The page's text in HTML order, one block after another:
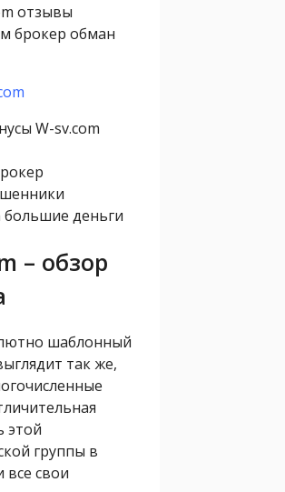
отзывы
брокер обман
W-sv.com
большие деньги
– обзор
шаблонный
так же,
этой
группы в
все свои